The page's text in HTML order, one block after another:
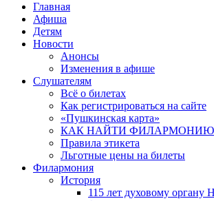
Главная
Афиша
Детям
Новости
Анонсы
Изменения в афише
Слушателям
Всё о билетах
Как регистрироваться на сайте
«Пушкинская карта»
КАК НАЙТИ ФИЛАРМОНИЮ
Правила этикета
Льготные цены на билеты
Филармония
История
115 лет духовому органу